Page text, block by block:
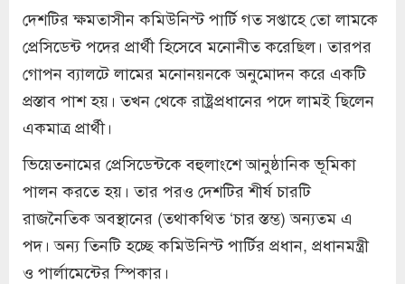
দেশটির ক্ষমতাসীন কমিউনিস্ট পার্টি গত সপ্তাহে তো লামকে
প্রেসিডেন্ট পদের প্রার্থী হিসেবে মনোনীত করেছিল। তারপর
গোপন ব্যালটে লামের মনোনয়নকে অনুমোদন করে একটি
প্রস্তাব পাশ হয়। তখন থেকে রাষ্ট্রপ্রধানের পদে লামই ছিলেন
একমাত্র প্রার্থী।
ভিয়েতনামের প্রেসিডেন্টকে বহুলাংশে আনুষ্ঠানিক ভূমিকা
পালন করতে হয়। তার পরও দেশটির শীর্ষ চারটি
রাজনৈতিক অবস্থানের (তথাকথিত ‘চার স্তম্ভ) অন্যতম এ
পদ। অন্য তিনটি হচ্ছে কমিউনিস্ট পার্টির প্রধান, প্রধানমন্ত্রী
ও পার্লামেন্টের স্পিকার।